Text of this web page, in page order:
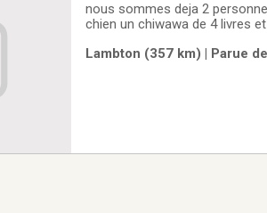
nous sommes deja 2
chien un chiwawa de 4 livres
loyert tout est compris sauf la
Lambton (357 km) | Parue